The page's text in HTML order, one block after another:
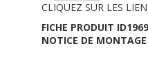
CLIQUEZ SUR LES
FICHE PRODUIT ID1969
NOTICE DE